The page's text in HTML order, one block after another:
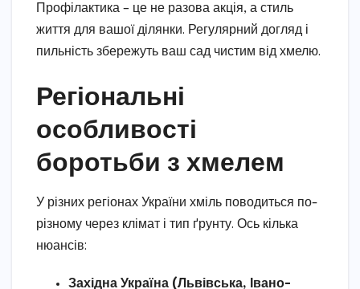
Профілактика – це не разова акція, а стиль
життя для вашої ділянки. Регулярний догляд і
пильність збережуть ваш сад чистим від хмелю.
Регіональні
особливості
боротьби з хмелем
У різних регіонах України хміль поводиться по-
різному через клімат і тип ґрунту. Ось кілька
нюансів:
Західна Україна (Львівська, Івано-